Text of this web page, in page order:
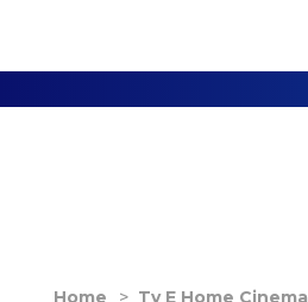
Home > Tv E Home Cinema